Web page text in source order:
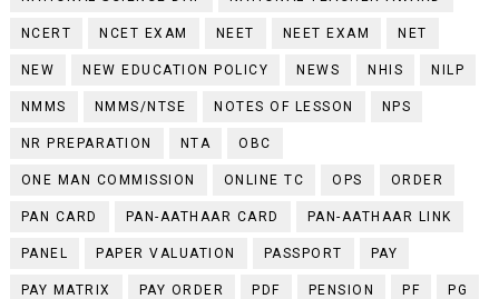
NCERT NCET EXAM NEET NEET EXAM NET
NEW NEW EDUCATION POLICY NEWS NHIS NILP
NMMS NMMS/NTSE NOTES OF LESSON NPS
NR PREPARATION NTA OBC
ONE MAN COMMISSION ONLINE TC OPS ORDER
PAN CARD PAN-AATHAAR CARD PAN-AATHAAR LINK
PANEL PAPER VALUATION PASSPORT PAY
PAY MATRIX PAY ORDER PDF PENSION PF PG